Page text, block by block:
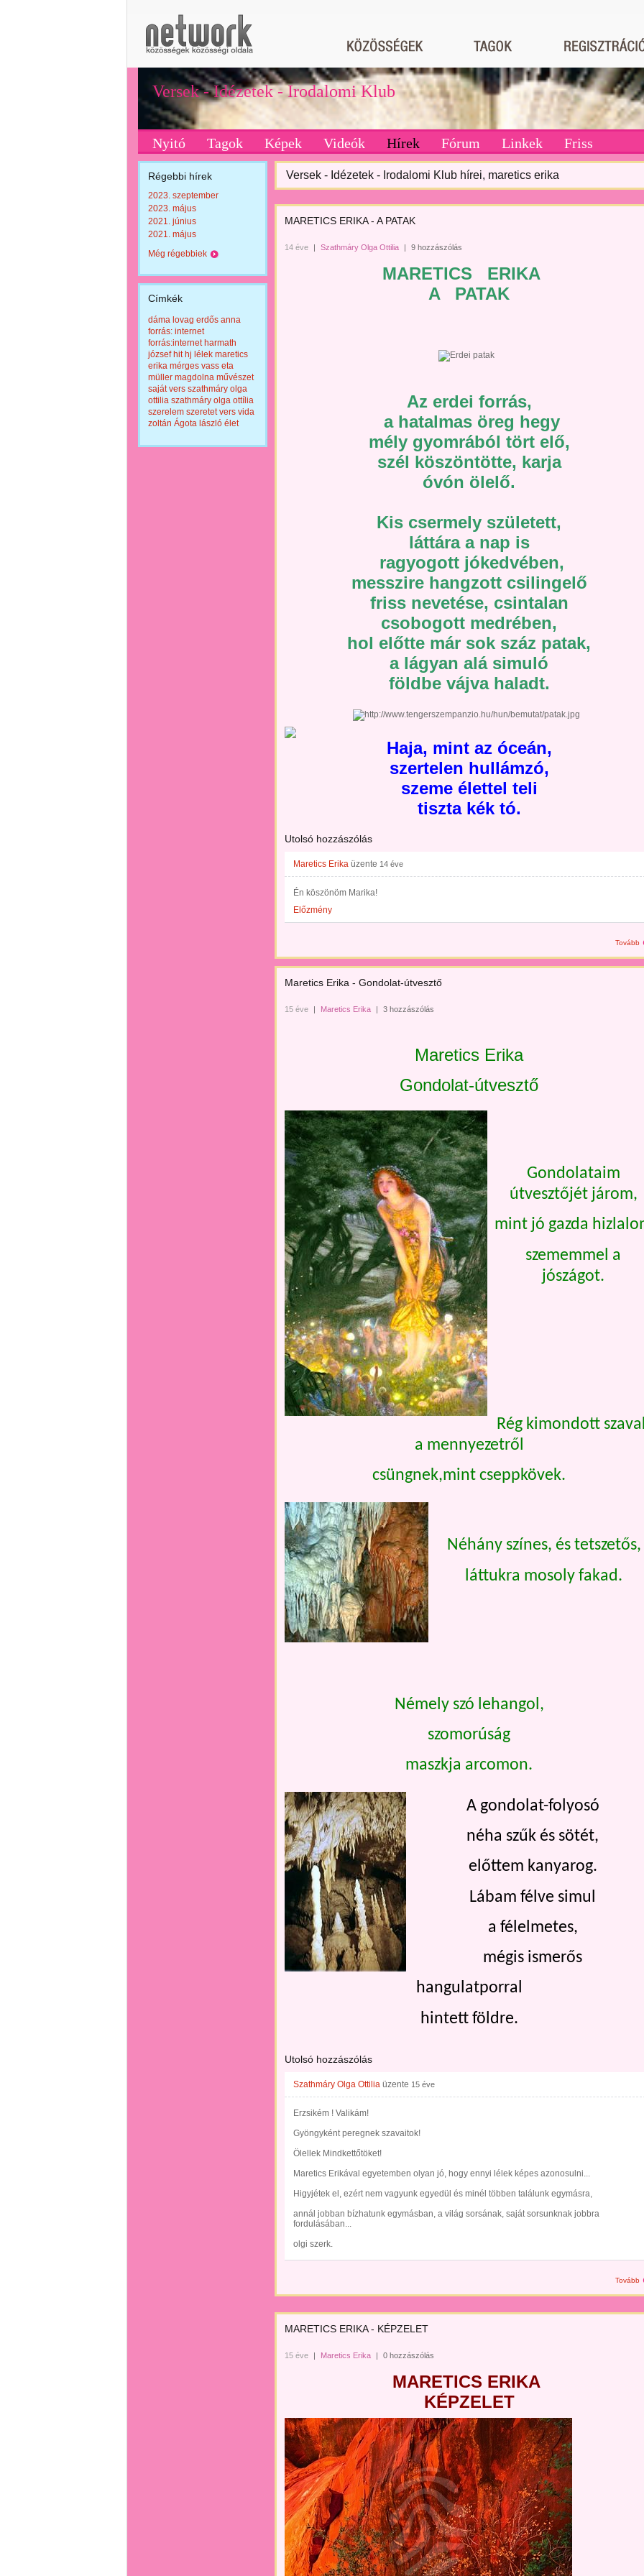
Versek - Idézetek - Irodalomi Klub
Nyitó Tagok Képek Videók Hírek Fórum Linkek Friss
Régebbi hírek
2023. szeptember
2023. május
2021. június
2021. május
Még régebbiek
Címkék
dáma lovag erdős anna
forrás: internet
forrás:internet harmath
józsef hit hj lélek maretics
erika mérges vass eta
müller magdolna művészet
saját vers szathmáry olga
ottilia szathmáry olga ottília
szerelem szeretet vers vida
zoltán Ágota lászló élet
Versek - Idézetek - Irodalomi Klub hírei, maretics erika
MARETICS ERIKA - A PATAK
14 éve | Szathmáry Olga Ottilia | 9 hozzászólás
MARETICS ERIKA
A PATAK
Az erdei forrás,
a hatalmas öreg hegy
mély gyomrából tört elő,
szél köszöntötte, karja
óvón ölelő.
Kis csermely született,
láttára a nap is
ragyogott jókedvében,
messzire hangzott csilingelő
friss nevetése, csintalan
csobogott medrében,
hol előtte már sok száz patak,
a lágyan alá simuló
földbe vájva haladt.
Haja, mint az óceán,
szertelen hullámzó,
szeme élettel teli
tiszta kék tó.
Utolsó hozzászólás
Maretics Erika üzente 14 éve
Én köszönöm Marika!
Előzmény
Tovább
Maretics Erika - Gondolat-útvesztő
15 éve | Maretics Erika | 3 hozzászólás
Maretics Erika
Gondolat-útvesztő
Gondolataim
útvesztőjét járom,
mint jó gazda
szememmel a
jószágot.
Rég kimondott
a mennyezetről
csüngnek,mint cseppkövek.
Néhány színes, és tetszetős,
láttukra mosoly fakad.
Némely szó lehangol,
szomorúság
maszkja arcomon.
A gondolat-folyosó
néha szűk és sötét,
előttem kanyarog.
Lábam félve simul
a félelmetes,
mégis ismerős
hangulatporral
hintett földre.
Utolsó hozzászólás
Szathmáry Olga Ottilia üzente 15 éve
Erzsikém ! Valikám!
Gyöngyként peregnek szavaitok!
Ölellek Mindkettőtöket!
Maretics Erikával egyetemben olyan jó, hogy ennyi lélek képes azonosulni...
Higyjétek el, ezért nem vagyunk egyedül és minél többen találunk egymásra,
annál jobban bízhatunk egymásban, a világ sorsának, saját sorsunknak jobbra
fordulásában...
olgi szerk.
Tovább
MARETICS ERIKA - KÉPZELET
15 éve | Maretics Erika | 0 hozzászólás
MARETICS ERIKA
KÉPZELET